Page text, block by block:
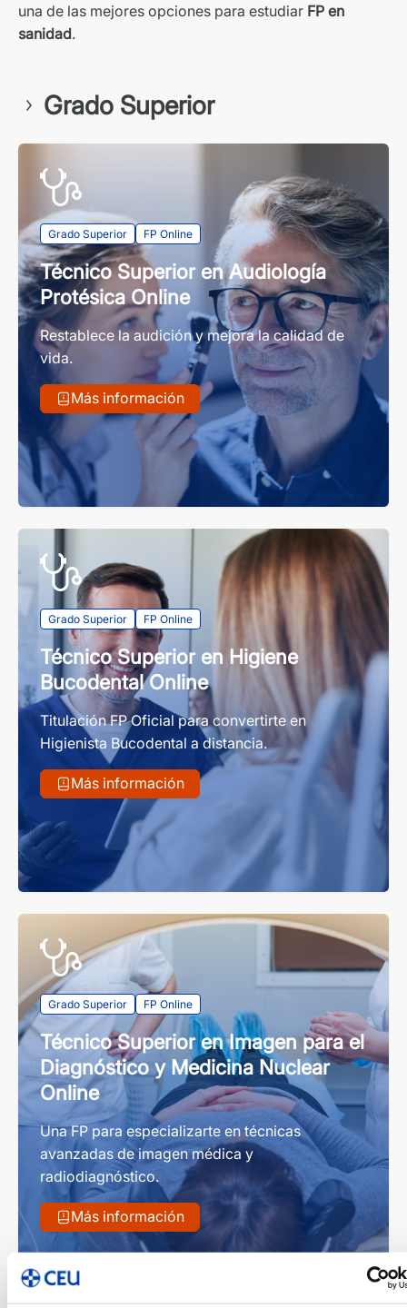
una de las mejores opciones para estudiar FP en
sanidad.
Grado Superior
Grado Superior FP Online
Técnico Superior en Audiología
Protésica Online
Restablece la audición y mejora la calidad de
vida.
Más información
Grado Superior FP Online
Técnico Superior en Higiene
Bucodental Online
Titulación FP Oficial para convertirte en
Higienista Bucodental a distancia.
Más información
Grado Superior FP Online
Técnico Superior en Imagen para el
Diagnóstico y Medicina Nuclear
Online
Una FP para especializarte en técnicas
avanzadas de imagen médica y
radiodiagnóstico.
Más información